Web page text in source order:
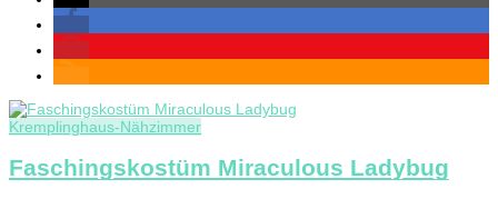
Kremplinghaus-Nähzimmer
Faschingskostüm Miraculous Ladybug